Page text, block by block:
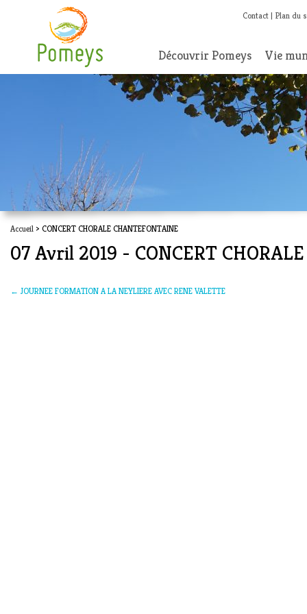
Contact Plan du
Découvrir Pomeys Vie
Accueil > CONCERT CHORALE CHANTEFONTAINE
07 Avril 2019 - CONCERT
← JOURNEE FORMATION A LA NEYLIERE AVEC RENE VALETTE